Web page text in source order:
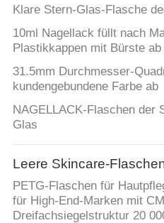
Klare Stern-Glas-Flasche
10ml Nagellack füllt nach
Plastikkappen mit Bürste ab
31.5mm Durchmesser-
kundengebundene Farbe ab
NAGELLACK-Flaschen der
Glas
Leere Skincare-
PETG-Flaschen für
für High-End-Marken mit
Dreifachsiegelstruktur 20